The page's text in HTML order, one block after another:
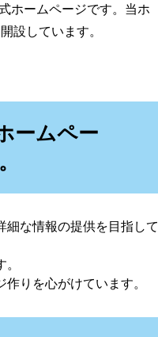
ホームページです。当ホ
設しています。
ームペー
細な情報の提供を目指して
りを心がけています。